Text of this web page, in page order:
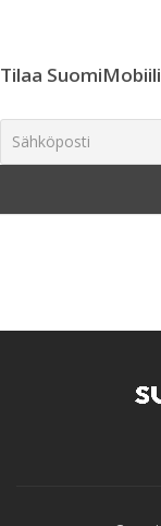
Tilaa